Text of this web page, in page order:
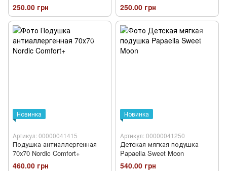
250.00 грн 250.00 грн
Новинка
Артикул: 00000041415
Подушка антиаллергенная
70х70 Nordic Comfort+
460.00 грн
Новинка
Артикул: 00000041250
Детская мягкая подушка
Papaella Sweet Moon
540.00 грн